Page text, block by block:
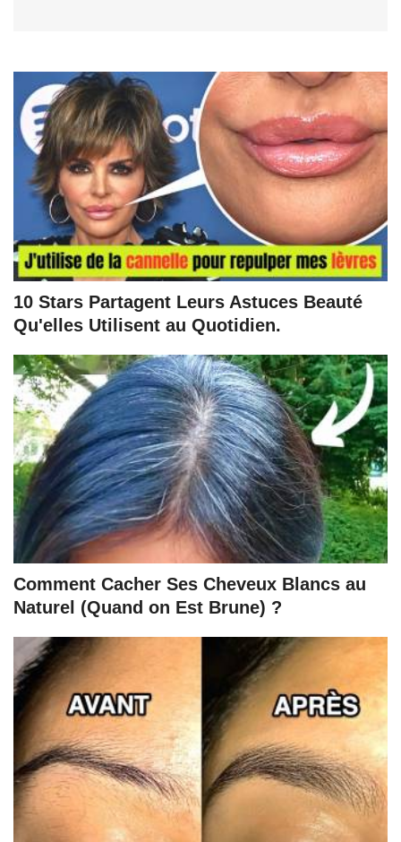
10 Stars Partagent Leurs Astuces Beauté
Qu'elles Utilisent au Quotidien.
Comment Cacher Ses Cheveux Blancs au
Naturel (Quand on Est Brune) ?